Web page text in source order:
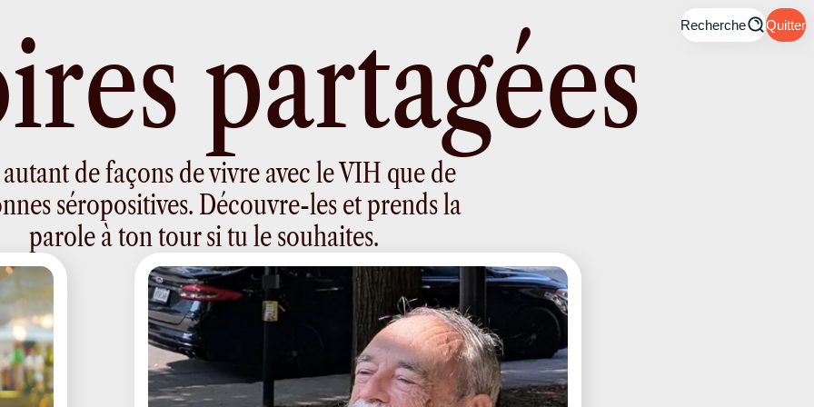
Recherche Quitter
ires partagées
de façons de vivre avec le VIH que de
séropositives. Découvre-les et prends la
parole à ton tour si tu le souhaites.